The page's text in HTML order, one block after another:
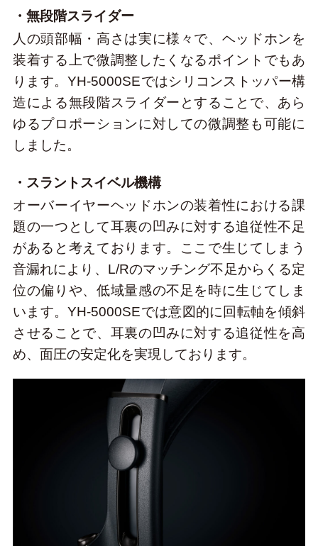
・無段階スライダー
人の頭部幅・高さは実に様々で、ヘッドホンを
装着する上で微調整したくなるポイントでもあ
ります。YH-5000SEではシリコンストッパー構
造による無段階スライダーとすることで、あら
ゆるプロポーションに対しての微調整も可能に
しました。
・スラントスイベル機構
オーバーイヤーヘッドホンの装着性における課
題の一つとして耳裏の凹みに対する追従性不足
があると考えております。ここで生じてしまう
音漏れにより、L/Rのマッチング不足からくる定
位の偏りや、低域量感の不足を時に生じてしま
います。YH-5000SEでは意図的に回転軸を傾斜
させることで、耳裏の凹みに対する追従性を高
め、面圧の安定化を実現しております。